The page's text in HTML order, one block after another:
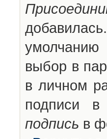
выбор в
в личном
подписи
подпись в